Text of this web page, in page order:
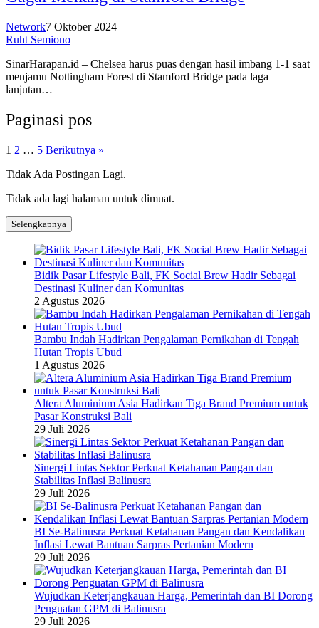
Network7 Oktober 2024
Ruht Semiono
SinarHarapan.id – Chelsea harus puas dengan hasil imbang 1-1 saat
menjamu Nottingham Forest di Stamford Bridge pada laga
lanjutan…
Paginasi pos
1 2 … 5 Berikutnya »
Tidak Ada Postingan Lagi.
Tidak ada lagi halaman untuk dimuat.
Selengkapnya
Bidik Pasar Lifestyle Bali, FK Social Brew Hadir Sebagai
Destinasi Kuliner dan Komunitas
2 Agustus 2026
Bambu Indah Hadirkan Pengalaman Pernikahan di Tengah
Hutan Tropis Ubud
1 Agustus 2026
Altera Aluminium Asia Hadirkan Tiga Brand Premium untuk
Pasar Konstruksi Bali
29 Juli 2026
Sinergi Lintas Sektor Perkuat Ketahanan Pangan dan
Stabilitas Inflasi Balinusra
29 Juli 2026
BI Se-Balinusra Perkuat Ketahanan Pangan dan Kendalikan
Inflasi Lewat Bantuan Sarpras Pertanian Modern
29 Juli 2026
Wujudkan Keterjangkauan Harga, Pemerintah dan BI Dorong
Penguatan GPM di Balinusra
29 Juli 2026